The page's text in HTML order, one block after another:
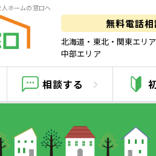
ホームの窓口へ
無料電話
北海道・東北・関東エリア
中部エリア
相談する